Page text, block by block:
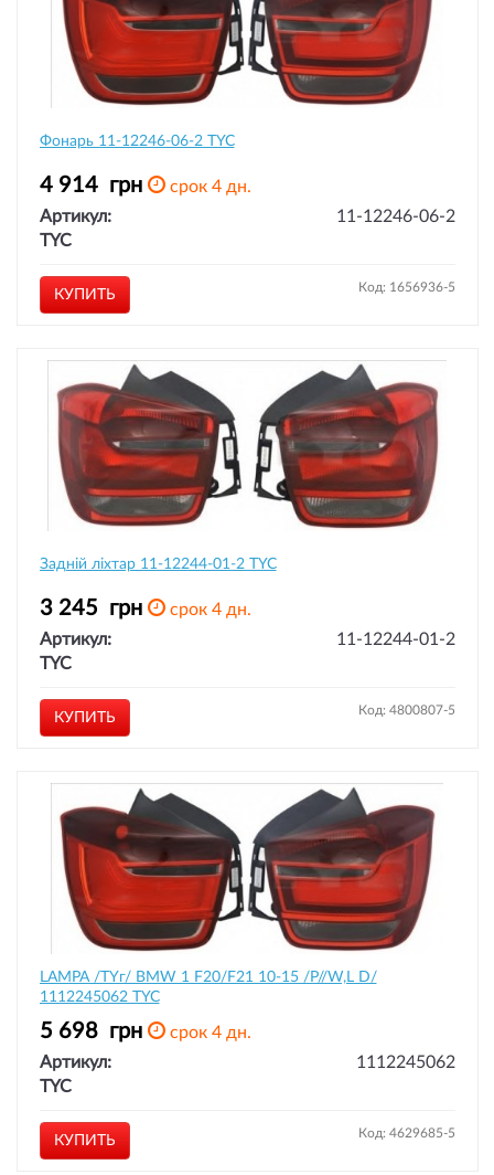
Фонарь 11-12246-06-2 TYC
4 914 грн
срок 4 дн.
Артикул:
11-12246-06-2
TYC
КУПИТЬ Код: 1656936-5
Задній ліхтар 11-12244-01-2 TYC
3 245 грн
срок 4 дн.
Артикул:
11-12244-01-2
TYC
КУПИТЬ Код: 4800807-5
LAMPA /TYг/ BMW 1 F20/F21 10-15 /P//W,L D/
1112245062 TYC
5 698 грн
срок 4 дн.
Артикул:
1112245062
TYC
КУПИТЬ Код: 4629685-5